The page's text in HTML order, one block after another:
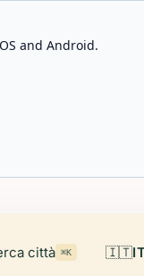
and Android.
città ⌘K 🇮🇹